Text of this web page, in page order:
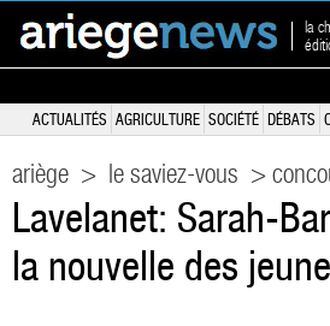
la
ACTUALITÉS AGRICULTURE SOCIÉTÉ DÉBATS
ariège > le saviez-vous >
Lavelanet: Sarah-
la nouvelle des